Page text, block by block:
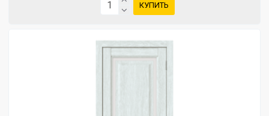
КУПИТЬ